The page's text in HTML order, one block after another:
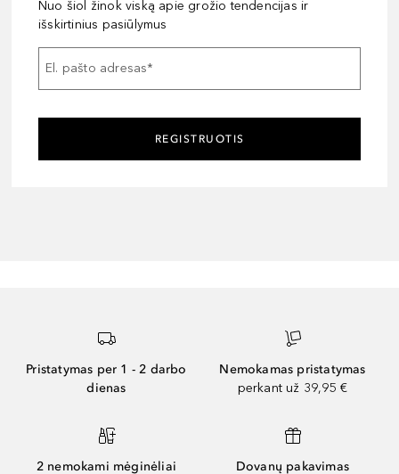
Nuo šiol žinok viską apie grožio tendencijas ir
išskirtinius pasiūlymus
El. pašto adresas*
REGISTRUOTIS
Pristatymas per 1 - 2 darbo
dienas
Nemokamas pristatymas
perkant už 39,95 €
2 nemokami mėginėliai Dovanų pakavimas